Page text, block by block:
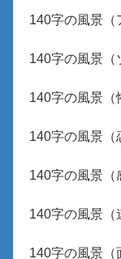
140字の風景（
140字の風景（
140字の風景（
140字の風景（
140字の風景（
140字の風景（
140字の風景（